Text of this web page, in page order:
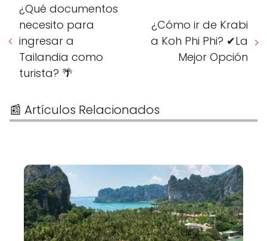
¿Qué documentos
necesito para
ingresar a
Tailandia como
turista? 🌴
¿Cómo ir de Krabi
a Koh Phi Phi? ✔La
Mejor Opción
📰 Artículos Relacionados